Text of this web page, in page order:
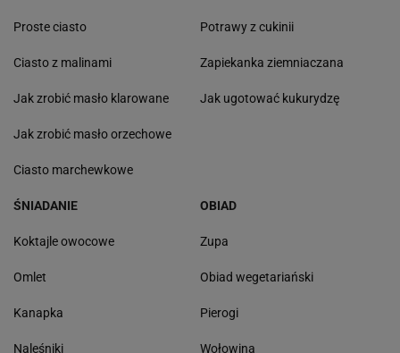
Proste ciasto
Ciasto z malinami
Jak zrobić masło klarowane
Jak zrobić masło orzechowe
Ciasto marchewkowe
Potrawy z cukinii
Zapiekanka ziemniaczana
Jak ugotować kukurydzę
ŚNIADANIE
Koktajle owocowe
Omlet
Kanapka
Naleśniki
OBIAD
Zupa
Obiad wegetariański
Pierogi
Wołowina